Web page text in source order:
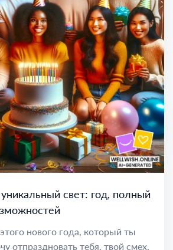
свет: год, полный
нового года, который ты
отпраздновать тебя, твой смех,